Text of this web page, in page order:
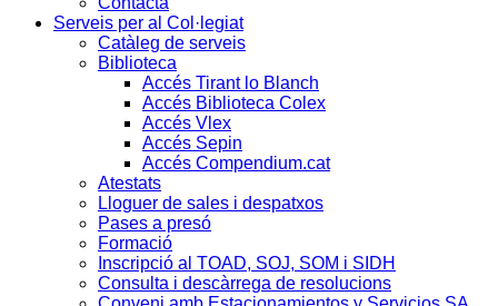
Serveis per al Col·legiat
Catàleg de serveis
Biblioteca
Accés Tirant lo Blanch
Accés Biblioteca Colex
Accés Vlex
Accés Sepin
Accés Compendium.cat
Atestats
Lloguer de sales i despatxos
Pases a presó
Formació
Inscripció al TOAD, SOJ, SOM i SIDH
Consulta i descàrrega de resolucions